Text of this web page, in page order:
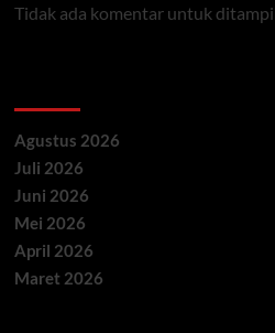
Tidak ada komentar untuk
Agustus 2026
Juli 2026
Juni 2026
Mei 2026
April 2026
Maret 2026